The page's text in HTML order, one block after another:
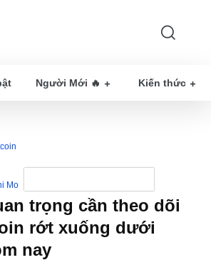
Người Mới 🔥 Kiến thức
Mo
trọng cần theo dõi
rớt xuống dưới
nay